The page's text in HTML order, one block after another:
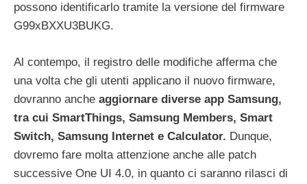
possono identificarlo tramite la versione del firmware
G99xBXXU3BUKG.
Al contempo, il registro delle modifiche afferma che
una volta che gli utenti applicano il nuovo firmware,
dovranno anche aggiornare diverse app Samsung,
tra cui SmartThings, Samsung Members, Smart
Switch, Samsung Internet e Calculator. Dunque,
dovremo fare molta attenzione anche alle patch
successive One UI 4.0, in quanto ci saranno rilasci di